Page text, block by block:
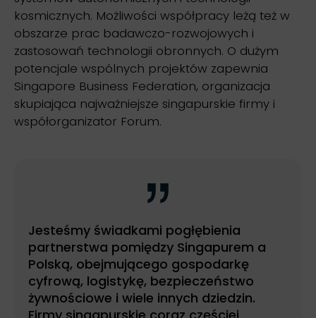
kosmicznych. Możliwości współpracy leżą też w
obszarze prac badawczo-rozwojowych i
zastosowań technologii obronnych. O dużym
potencjale wspólnych projektów zapewnia
Singapore Business Federation, organizacja
skupiająca najważniejsze singapurskie firmy i
współorganizator Forum.
Jesteśmy świadkami pogłębienia
partnerstwa pomiędzy Singapurem a
Polską, obejmującego gospodarkę
cyfrową, logistykę, bezpieczeństwo
żywnościowe i wiele innych dziedzin.